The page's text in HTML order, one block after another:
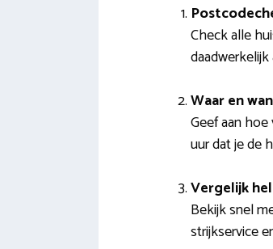
Check alle
Waar en
Geef aan
uur dat je de
Vergelijk
Bekijk snel
strijkservice